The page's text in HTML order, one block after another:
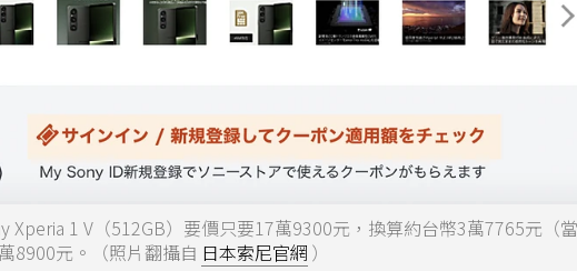
Xperia 1 V（512GB）要價只要17萬9300元，換算約台幣3萬7765元（
8900元。（照片翻攝自 日本索尼官網 ）